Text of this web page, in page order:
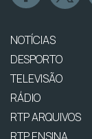
NOTÍCIAS
DESPORTO
TELEVISÃO
RÁDIO
RTP ARQUIVOS